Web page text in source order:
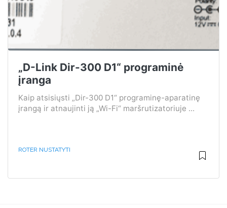
„D-Link Dir-300 D1“ programinė
įranga
Kaip atsisiųsti „Dir-300 D1“ programinę-aparatinę
įrangą ir atnaujinti ją „Wi-Fi“ maršrutizatoriuje ...
ROTER NUSTATYTI